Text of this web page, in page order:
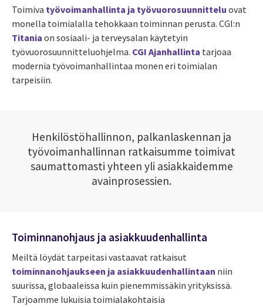
Toimiva työvoimanhallinta ja työvuorosuunnittelu ovat
monella toimialalla tehokkaan toiminnan perusta. CGI:n
Titania on sosiaali- ja terveysalan käytetyin
työvuorosuunnitteluohjelma. CGI Ajanhallinta tarjoaa
modernia työvoimanhallintaa monen eri toimialan
tarpeisiin.
Henkilöstöhallinnon, palkanlaskennan ja
työvoimanhallinnan ratkaisumme toimivat
saumattomasti yhteen yli asiakkaidemme
avainprosessien.
Toiminnanohjaus ja asiakkuudenhallinta
Meiltä löydät tarpeitasi vastaavat ratkaisut
toiminnanohjaukseen ja asiakkuudenhallintaan niin
suurissa, globaaleissa kuin pienemmissäkin yrityksissä.
Tarjoamme lukuisia toimialakohtaisia